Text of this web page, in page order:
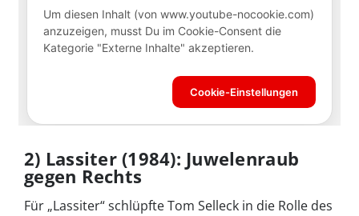
2) Lassiter (1984): Juwelenraub
gegen Rechts
Für „Lassiter“ schlüpfte Tom Selleck in die Rolle des